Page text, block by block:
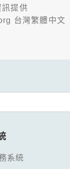
提供
台灣繁體中文
系統